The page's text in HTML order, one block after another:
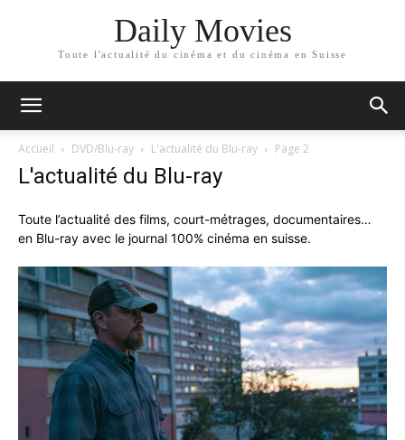
Daily Movies
Toute l'actualité du cinéma et du cinéma en Suisse
Accueil DVD/Blu-ray L'actualité du Blu-ray Page 2
L'actualité du Blu-ray
Toute l’actualité des films, court-métrages, documentaires…
en Blu-ray avec le journal 100% cinéma en suisse.